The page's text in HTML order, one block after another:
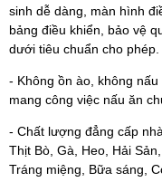
sinh dễ dàng, màn hình
bảng điều khiển, bảo vệ
dưới tiêu chuẩn cho phép.
- Không ồn ào, không
mang công việc nấu ăn
- Chất lượng đẳng cấp
Thịt Bò, Gà, Heo, Hải
Tráng miệng, Bữa sáng,